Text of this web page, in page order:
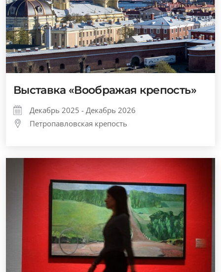
Выставка «Воображая крепость»
Декабрь 2025 - Декабрь 2026
Петропавловская крепость